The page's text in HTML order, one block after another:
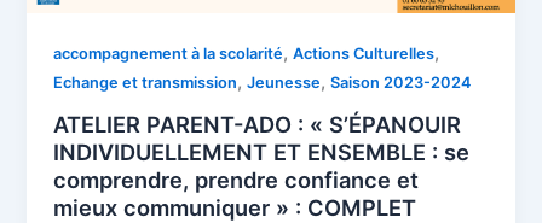
accompagnement à la scolarité,Actions Culturelles,
Echange et transmission,Jeunesse,Saison 2023-2024
ATELIER PARENT-ADO : « S’ÉPANOUIR
INDIVIDUELLEMENT ET ENSEMBLE : se
comprendre, prendre confiance et
mieux communiquer » : COMPLET